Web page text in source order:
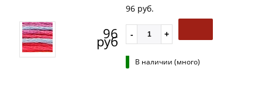
96
руб
96 руб.
В наличии (много)